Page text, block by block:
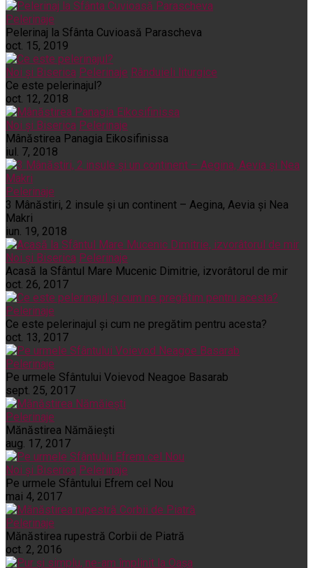
Pelerinaje
Pelerinaj la Sfânta Cuvioasă Parascheva
oct. 15, 2019
Noi și Biserica Pelerinaje Rânduieli liturgice
Ce este pelerinajul?
oct. 12, 2018
Noi și Biserica Pelerinaje
Mânăstirea Panagia Eikosifinissa
iul. 7, 2018
Pelerinaje
3 Mânăstiri, 2 insule și un continent – Aegina, Aevia și Nea
Makri
iun. 19, 2018
Noi și Biserica Pelerinaje
Acasă la Sfântul Mare Mucenic Dimitrie, izvorâtorul de mir
oct. 26, 2017
Pelerinaje
Ce este pelerinajul şi cum ne pregătim pentru acesta?
oct. 13, 2017
Pelerinaje
Pe urmele Sfântului Voievod Neagoe Basarab
sept. 25, 2017
Pelerinaje
Mănăstirea Nămăiești
aug. 17, 2017
Noi și Biserica Pelerinaje
Pe urmele Sfântului Efrem cel Nou
mai 4, 2017
Pelerinaje
Mănăstirea rupestră Corbii de Piatră
oct. 2, 2016